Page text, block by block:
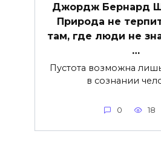
Джордж Бернард
Природа не
там, где люди не
…
Пустота возможна
в сознании
0 18